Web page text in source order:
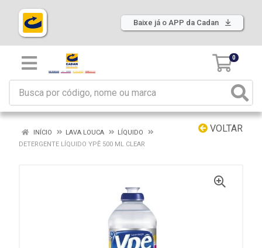
Baixe já o APP da Cadan
0
VOLTAR
INÍCIO LAVA LOUCA
LÍQUIDO
DETERGENTE LÍQUIDO YPÊ 500 ML CLEAR